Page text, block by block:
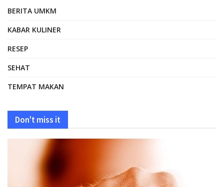
BERITA UMKM
KABAR KULINER
RESEP
SEHAT
TEMPAT MAKAN
Don't miss it